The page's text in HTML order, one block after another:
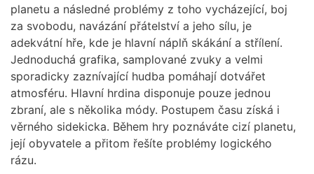
planetu a následné problémy z toho vycházející, boj
za svobodu, navázání přátelství a jeho sílu, je
adekvátní hře, kde je hlavní náplň skákání a střílení.
Jednoduchá grafika, samplované zvuky a velmi
sporadicky zaznívající hudba pomáhají dotvářet
atmosféru. Hlavní hrdina disponuje pouze jednou
zbraní, ale s několika módy. Postupem času získá i
věrného sidekicka. Během hry poznáváte cizí planetu,
její obyvatele a přitom řešíte problémy logického
rázu.